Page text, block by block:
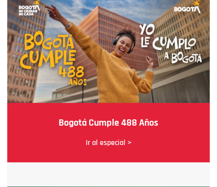
Bogotá Cumple 488 Años
Ir al especial >